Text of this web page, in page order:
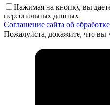
Нажимая на кнопку, вы
персональных данных
Соглашение сайта об
Пожалуйста, докажите, что вы